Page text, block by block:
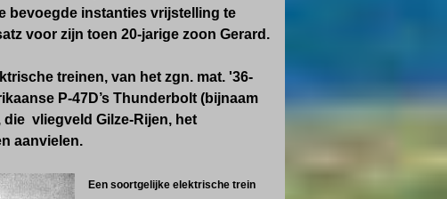
bevoegde instanties vrijstelling te
voor zijn toen 20-jarige zoon Gerard.
treinen, van het zgn. mat. '36-
P-47D’s Thunderbolt (bijnaam
die vliegveld Gilze-Rijen, het
aanvielen.
Een soortgelijke elektrische trein